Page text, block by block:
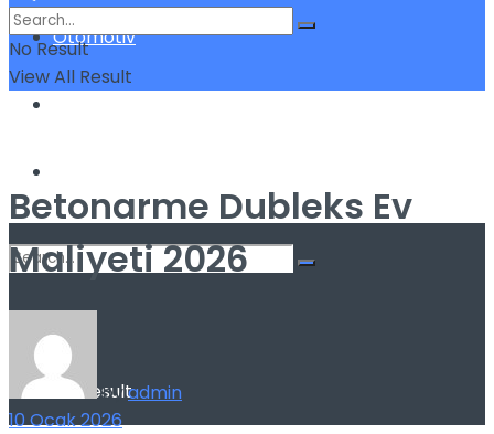
Otomotiv
View All Result
No Result
View All Result
Betonarme Dubleks Ev
Maliyeti 2026
byadmin
10 Ocak 2026